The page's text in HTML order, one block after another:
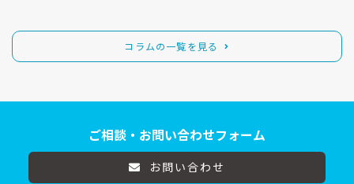
コラムの一覧を見る
ご相談・お問い合わせフォーム
お問い合わせ